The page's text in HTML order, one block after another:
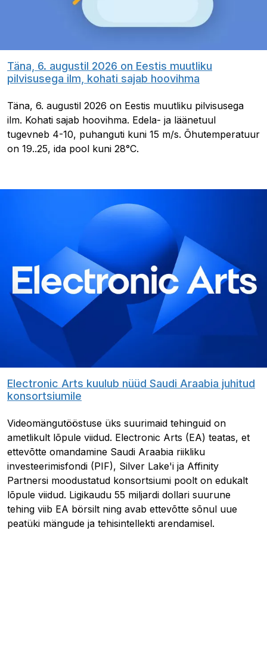
Täna, 6. augustil 2026 on Eestis muutliku
pilvisusega ilm, kohati sajab hoovihma
Täna, 6. augustil 2026 on Eestis muutliku pilvisusega
ilm. Kohati sajab hoovihma. Edela- ja läänetuul
tugevneb 4-10, puhanguti kuni 15 m/s. Õhutemperatuur
on 19..25, ida pool kuni 28°C.
Electronic Arts kuulub nüüd Saudi Araabia juhitud
konsortsiumile
Videomängutööstuse üks suurimaid tehinguid on
ametlikult lõpule viidud. Electronic Arts (EA) teatas, et
ettevõtte omandamine Saudi Araabia riikliku
investeerimisfondi (PIF), Silver Lake'i ja Affinity
Partnersi moodustatud konsortsiumi poolt on edukalt
lõpule viidud. Ligikaudu 55 miljardi dollari suurune
tehing viib EA börsilt ning avab ettevõtte sõnul uue
peatüki mängude ja tehisintellekti arendamisel.